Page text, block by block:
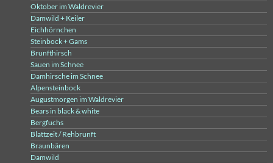
Oktober im Waldrevier
Damwild + Keiler
Eichhörnchen
Steinbock + Gams
Brunfthirsch
Sauen im Schnee
Damhirsche im Schnee
Alpensteinbock
Augustmorgen im Waldrevier
Bears in black & white
Bergfuchs
Blattzeit / Rehbrunft
Braunbären
Damwild